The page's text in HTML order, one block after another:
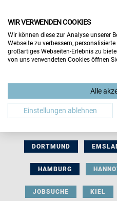
BERUFLICHE
DORTMUND
HAMBURG
JOBSUCHE KIEL
WIR VERWENDEN COOKIES
Wir können diese zur Analyse unserer
Webseite zu verbessern,
großartiges Webseiten-Erlebnis zu
von uns verwendeten Cookies öffnen
Alle
Einstellungen ablehnen